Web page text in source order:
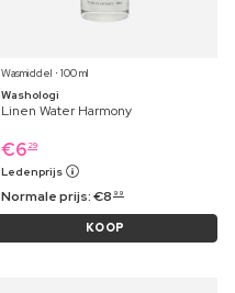
Wasmiddel ⋅ 100 ml
Washologi
Linen Water Harmony
€6 29
Ledenprijs
Normale prijs:€8 99
KOOP